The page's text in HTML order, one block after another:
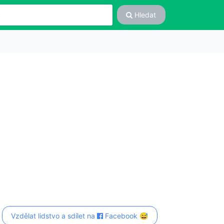
Hledat
Vzdělat lidstvo a sdílet na Facebook 😅